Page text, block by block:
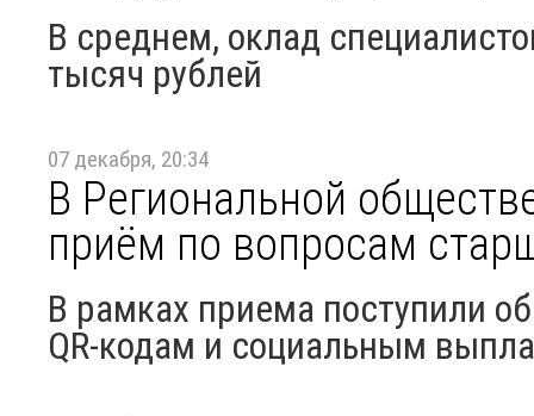
В среднем, оклад
тысяч рублей
07 декабря, 20:34
В Региональной
приём по вопросам
В рамках приема поступили
QR-кодам и социальным